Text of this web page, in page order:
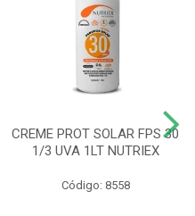
CREME PROT SOLAR FPS 30
1/3 UVA 1LT NUTRIEX
Código: 8558